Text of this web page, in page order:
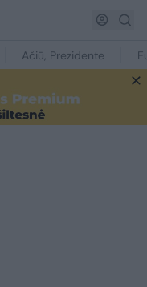
Ačiū, Prezidente